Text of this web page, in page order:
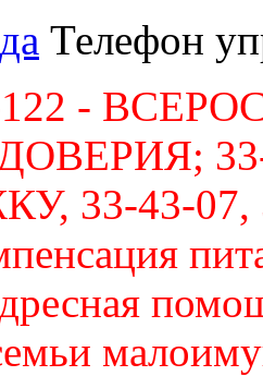
Телефон
122 -
33-
33-43-07,